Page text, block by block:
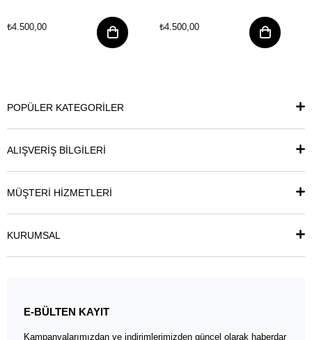
₺4.500,00 ₺4.500,00
POPÜLER KATEGORİLER
ALIŞVERİŞ BİLGİLERİ
MÜŞTERİ HİZMETLERİ
KURUMSAL
E-BÜLTEN KAYIT
Kampanyalarımızdan ve indirimlerimizden güncel olarak haberdar